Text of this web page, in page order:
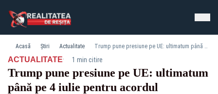
Acasă Știri Actualitate Trump pune presiune pe UE: ultimatum până pe 4 iulie pentru acordul comercial cu SUA
ACTUALITATE· 1 min citire
Trump pune presiune pe UE: ultimatum
până pe 4 iulie pentru acordul